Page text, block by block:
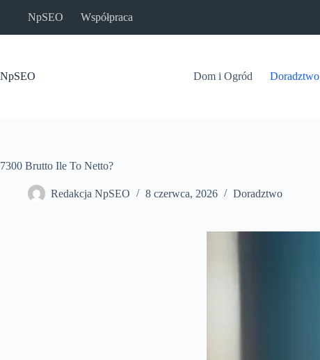
NpSEO Współpraca
NpSEO Dom i Ogród Doradztwo
7300 Brutto Ile To Netto?
Redakcja NpSEO 8 czerwca, 2026 Doradztwo